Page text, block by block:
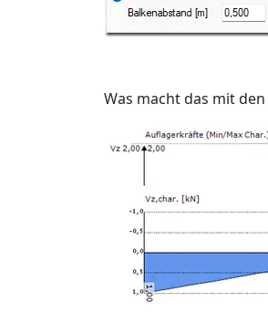
Was macht das mit